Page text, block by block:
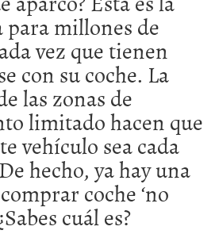
millones de
vez que tienen
con su coche. La
las zonas de
limitado hacen que
vehículo sea cada
hecho, ya hay una
coche ‘no
cuál es?